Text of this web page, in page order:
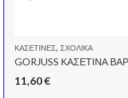
ΚΑΣΕΤΊΝΕΣ, ΣΧΟΛΙΚΆ
11,60€